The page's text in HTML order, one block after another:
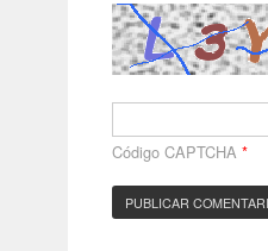
Código CAPTCHA *